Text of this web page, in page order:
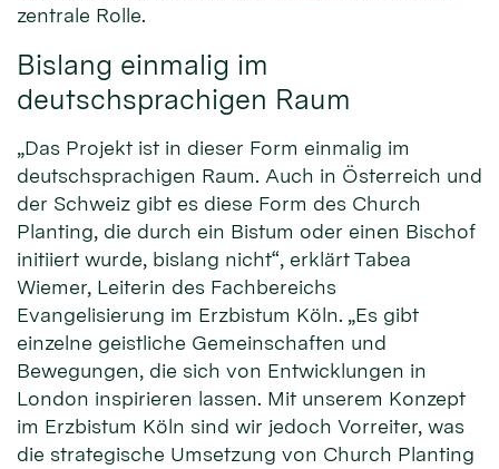
zentrale Rolle.
Bislang einmalig im
deutschsprachigen Raum
„Das Projekt ist in dieser Form einmalig im
deutschsprachigen Raum. Auch in Österreich und
der Schweiz gibt es diese Form des Church
Planting, die durch ein Bistum oder einen Bischof
initiiert wurde, bislang nicht“, erklärt Tabea
Wiemer, Leiterin des Fachbereichs
Evangelisierung im Erzbistum Köln. „Es gibt
einzelne geistliche Gemeinschaften und
Bewegungen, die sich von Entwicklungen in
London inspirieren lassen. Mit unserem Konzept
im Erzbistum Köln sind wir jedoch Vorreiter, was
die strategische Umsetzung von Church Planting